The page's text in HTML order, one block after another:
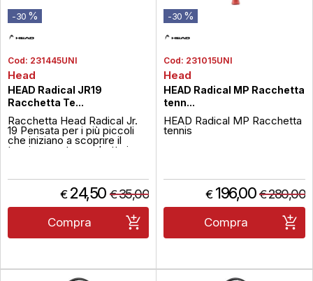
-30 %
Cod: 231445UNI
Head
HEAD Radical JR19
Racchetta Te...
Racchetta Head Radical Jr.
19 Pensata per i più piccoli
che iniziano a scoprire il
tennis, questa racchetta in
Damp+ riduce le vibrazioni
allimpatto, migliorando il
comfort e favorendo un
gioco più sicuro e versatile
per bambini tr...
€ 24,50 €35,00
Compra
-30 %
Cod: 231015UNI
Head
HEAD Radical MP Racchetta
tenn...
HEAD Radical MP Racchetta
tennis
€ 196,00 €280,00
Compra